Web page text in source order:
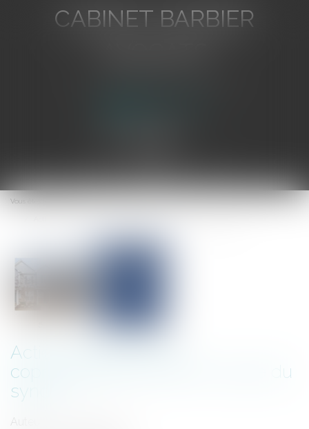
CABINET BARBIER
Ouvrir
le
Vous êtes ici :
Action individuelle du
copropriétaire et mise en cause du
syndic
Auteur : GAUVIN Ludovic